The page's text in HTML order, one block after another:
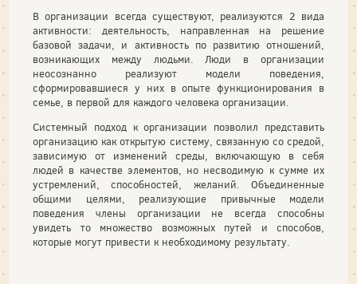
В организации всегда существуют, реализуются 2 вида
активности: деятельность, направленная на решение
базовой задачи, и активность по развитию отношений,
возникающих между людьми. Люди в организации
неосознанно реализуют модели поведения,
сформировавшиеся у них в опыте функционирования в
семье, в первой для каждого человека организации.
Системный подход к организации позволил представить
организацию как открытую систему, связанную со средой,
зависимую от изменений среды, включающую в себя
людей в качестве элементов, но несводимую к сумме их
устремлений, способностей, желаний. Объединенные
общими целями, реализующие привычные модели
поведения члены организации не всегда способны
увидеть то множество возможных путей и способов,
которые могут привести к необходимому результату.